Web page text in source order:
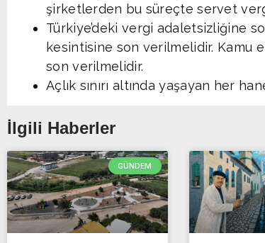
şirketlerden bu süreçte servet
Türkiye’deki vergi adaletsizliğine
kesintisine son verilmelidir. Kamu
son verilmelidir.
Açlık sınırı altında yaşayan her
İlgili Haberler
GÜNDEM